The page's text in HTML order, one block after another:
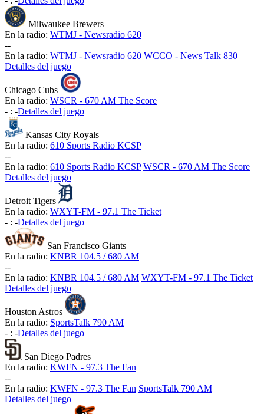
Milwaukee Brewers
En la radio: WTMJ - Newsradio 620
--
En la radio: WTMJ - Newsradio 620 WCCO - News Talk 830
Detalles del juego
Chicago Cubs
En la radio: WSCR - 670 AM The Score
- : -Detalles del juego
Kansas City Royals
En la radio: 610 Sports Radio KCSP
--
En la radio: 610 Sports Radio KCSP WSCR - 670 AM The Score
Detalles del juego
Detroit Tigers
En la radio: WXYT-FM - 97.1 The Ticket
- : -Detalles del juego
San Francisco Giants
En la radio: KNBR 104.5 / 680 AM
--
En la radio: KNBR 104.5 / 680 AM WXYT-FM - 97.1 The Ticket
Detalles del juego
Houston Astros
En la radio: SportsTalk 790 AM
- : -Detalles del juego
San Diego Padres
En la radio: KWFN - 97.3 The Fan
--
En la radio: KWFN - 97.3 The Fan SportsTalk 790 AM
Detalles del juego